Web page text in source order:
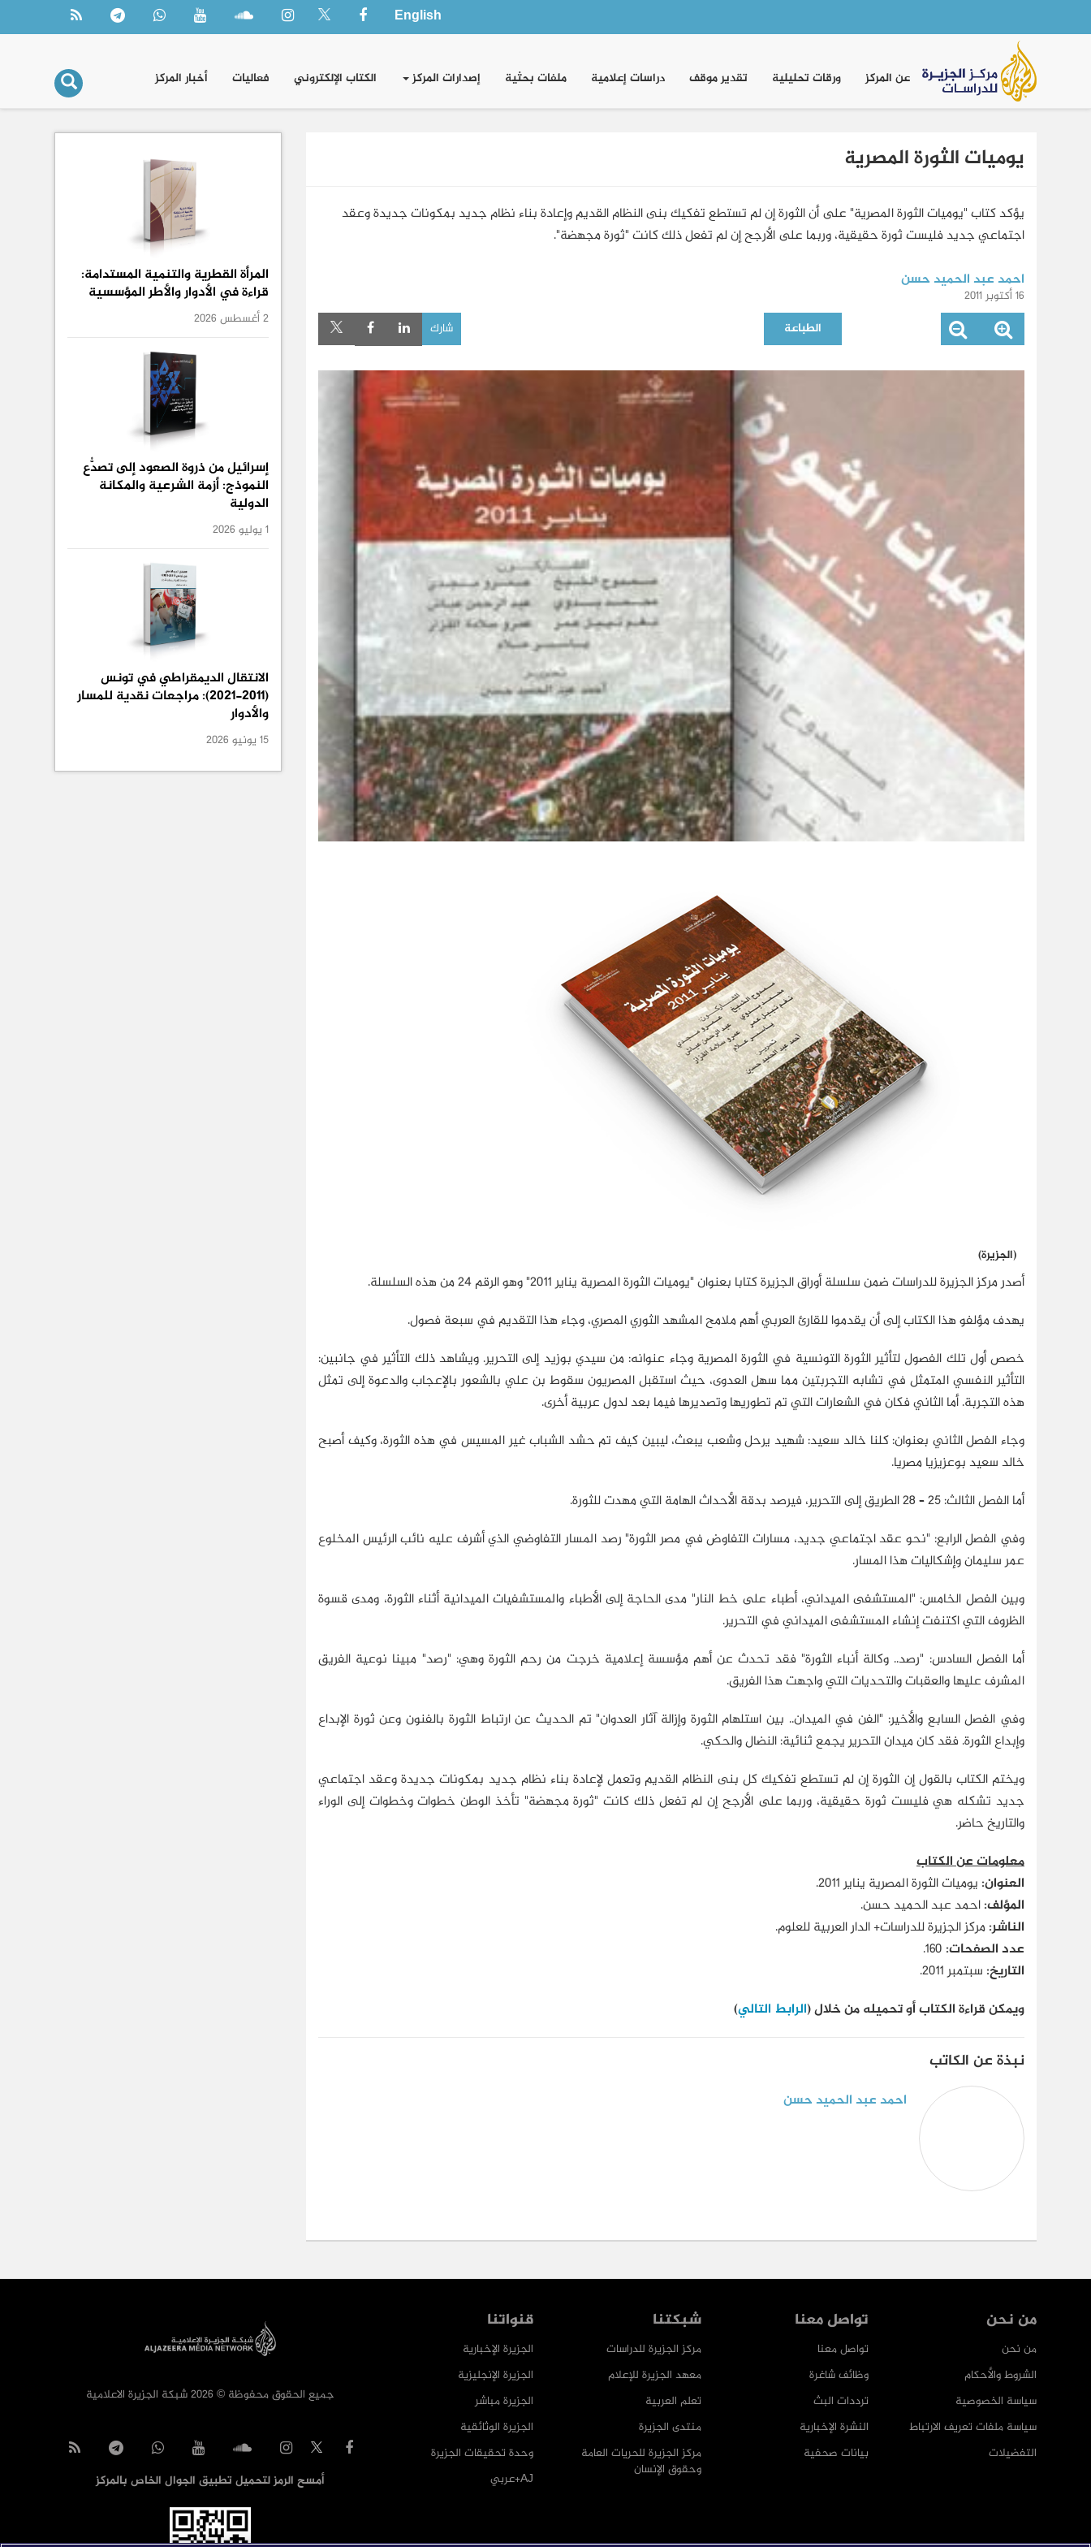
English
Main
navigation عن المركز ورقات تحليلية تقدير موقف دراسات إعلامية ملفات بحثية إصدارات المركز الكتاب الإلكتروني فعاليات أخبار المركز
يوميات الثورة المصرية
يؤكد كتاب "يوميات الثورة المصرية" على أن الثورة إن لم تستطع تفكيك بنى النظام القديم وإعادة بناء نظام جديد بمكونات جديدة وعقد
اجتماعي جديد فليست ثورة حقيقية، وربما على الأرجح إن لم تفعل ذلك كانت "ثورة مجهضة".
احمد عبد الحميد حسن
16 أكتوبر 2011
الطباعة شارك
(الجزيرة)
أصدر مركز الجزيرة للدراسات ضمن سلسلة أوراق الجزيرة كتابا بعنوان "يوميات الثورة المصرية يناير 2011" وهو الرقم 24 من هذه السلسلة.
يهدف مؤلفو هذا الكتاب إلى أن يقدموا للقارئ العربي أهم ملامح المشهد الثوري المصري، وجاء هذا التقديم في سبعة فصول.
خصص أول تلك الفصول لتأثير الثورة التونسية في الثورة المصرية وجاء عنوانه: من سيدي بوزيد إلى التحرير. ويشاهد ذلك التأثير في جانبين:
التأثير النفسي المتمثل في تشابه التجربتين مما سهل العدوى، حيث استقبل المصريون سقوط بن علي بالشعور بالإعجاب والدعوة إلى تمثل
هذه التجربة. أما الثاني فكان في الشعارات التي تم تطوريها وتصديرها فيما بعد لدول عربية أخرى.
وجاء الفصل الثاني بعنوان: كلنا خالد سعيد: شهيد يرحل وشعب يبعث، ليبين كيف تم حشد الشباب غير المسيس في هذه الثورة، وكيف أصبح
خالد سعيد بوعزيزيا مصريا.
أما الفصل الثالث: 25 – 28 الطريق إلى التحرير، فيرصد بدقة الأحداث الهامة التي مهدت للثورة.
وفي الفصل الرابع: "نحو عقد اجتماعي جديد، مسارات التفاوض في مصر الثورة" رصد المسار التفاوضي الذي أشرف عليه نائب الرئيس المخلوع
عمر سليمان وإشكاليات هذا المسار.
وبين الفصل الخامس: "المستشفى الميداني، أطباء على خط النار" مدى الحاجة إلى الأطباء والمستشفيات الميدانية أثناء الثورة، ومدى قسوة
الظروف التي اكتنفت إنشاء المستشفى الميداني في التحرير.
أما الفصل السادس: "رصد.. وكالة أنباء الثورة" فقد تحدث عن أهم مؤسسة إعلامية خرجت من رحم الثورة وهي: "رصد" مبينا نوعية الفريق
المشرف عليها والعقبات والتحديات التي واجهت هذا الفريق.
وفي الفصل السابع والأخير: "الفن في الميدان.. بين استلهام الثورة وإزالة آثار العدوان" تم الحديث عن ارتباط الثورة بالفنون وعن ثورة الإبداع
وإبداع الثورة. فقد كان ميدان التحرير يجمع ثنائية: النضال والحكي.
ويختم الكتاب بالقول إن الثورة إن لم تستطع تفكيك كل بنى النظام القديم وتعمل لإعادة بناء نظام جديد بمكونات جديدة وعقد اجتماعي
جديد تشكله هي فليست ثورة حقيقية، وربما على الأرجح إن لم تفعل ذلك كانت "ثورة مجهضة" تأخذ الوطن خطوات وخطوات إلى الوراء
والتاريخ حاضر.
معلومات عن الكتاب
العنوان:يوميات الثورة المصرية يناير 2011.
المؤلف:احمد عبد الحميد حسن.
الناشر:مركز الجزيرة للدراسات+ الدار العربية للعلوم.
عدد الصفحات:
التاريخ:سبتمبر 2011.
ويمكن قراءة الكتاب أو تحميله من خلال (الرابط التالي)
نبذة عن الكاتب
احمد عبد الحميد حسن
المرأة القطرية والتنمية المستدامة:
قراءة في الأدوار والأطر المؤسسية
2 أغسطس 2026
إسرائيل من ذروة الصعود إلى تصدُّع
النموذج: أزمة الشرعية والمكانة
الدولية
1 يوليو 2026
الانتقال الديمقراطي في تونس
(2011-2021): مراجعات نقدية للمسار
والأدوار
15 يونيو 2026
من نحن
من نحن
الشروط والأحكام
سياسة الخصوصية
سياسة ملفات تعريف الارتباط
التفضيلات
تواصل معنا
تواصل معنا
وظائف شاغرة
ترددات البث
النشرة الإخبارية
بيانات صحفية
شبكتنا
مركز الجزيرة للدراسات
معهد الجزيرة للإعلام
تعلم العربية
منتدى الجزيرة
مركز الجزيرة للحريات العامة
وحقوق الإنسان
قنواتنا
الجزيرة الإخبارية
الجزيرة الإنجليزية
الجزيرة مباشر
الجزيرة الوثائقية
وحدة تحقيقات الجزيرة
AJ+عربي
جميع الحقوق محفوظة © 2026 شبكة الجزيرة الاعلامية
أمسح الرمز لتحميل تطبيق الجوال الخاص بالمركز